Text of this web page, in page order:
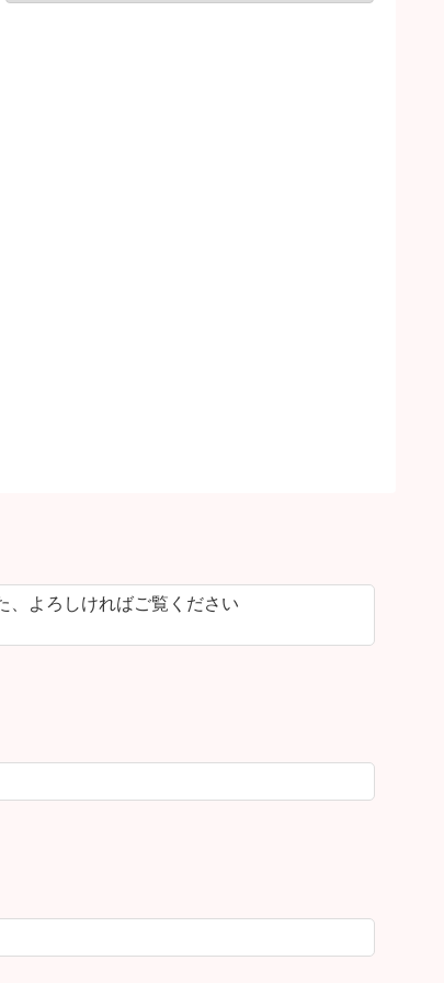
、よろしければご覧ください